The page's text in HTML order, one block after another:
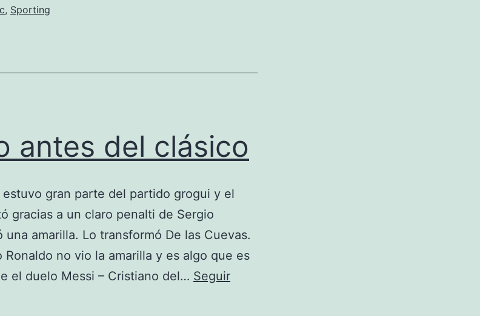
, Sporting
antes del clásico
estuvo gran parte del partido grogui y el
gracias a un claro penalti de Sergio
una amarilla. Lo transformó De las Cuevas.
no vio la amarilla y es algo que es
el duelo Messi – Cristiano del… Seguir